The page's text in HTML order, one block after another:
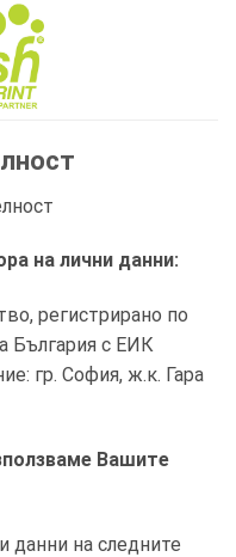
на лични данни:
регистрирано по
България с ЕИК
гр. София, ж.к. Гара
Вашите
данни на следните